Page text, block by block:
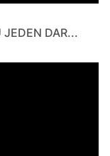
JEDEN DAR...